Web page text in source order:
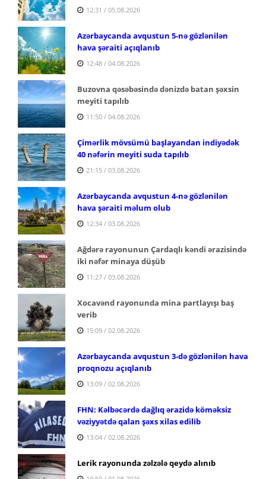
12:31 / 05.08.2026
Azərbaycanda avqustun 5-nə gözlənilən
hava şəraiti açıqlanıb
12:48 / 04.08.2026
Buzovna qəsəbəsində dənizdə batan şəxsin
meyiti tapılıb
11:50 / 04.08.2026
Çimərlik mövsümü başlayandan indiyədək
40 nəfərin meyiti suda tapılıb
21:15 / 03.08.2026
Azərbaycanda avqustun 4-nə gözlənilən
hava şəraiti məlum olub
12:34 / 03.08.2026
Ağdərə rayonunun Çardaqlı kəndi ərazisində
iki nəfər minaya düşüb
11:27 / 03.08.2026
Xocavənd rayonunda mina partlayışı baş
verib
15:09 / 02.08.2026
Azərbaycanda avqustun 3-də gözlənilən hava
proqnozu açıqlanıb
13:09 / 02.08.2026
FHN: Kəlbəcərdə dağlıq ərazidə köməksiz
vəziyyətdə qalan şəxs xilas edilib
13:04 / 02.08.2026
Lerik rayonunda zəlzələ qeydə alınıb